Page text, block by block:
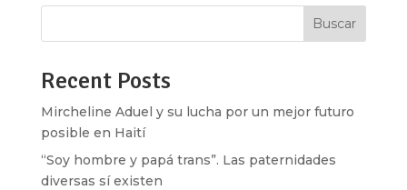
Buscar
Recent Posts
Mircheline Aduel y su lucha por un mejor futuro
posible en Haití
“Soy hombre y papá trans”. Las paternidades
diversas sí existen